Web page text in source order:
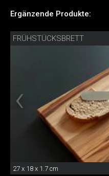
Ergänzende Produkte:
FRÜHSTÜCKSBRETT
27 x 18 x 1.7 cm